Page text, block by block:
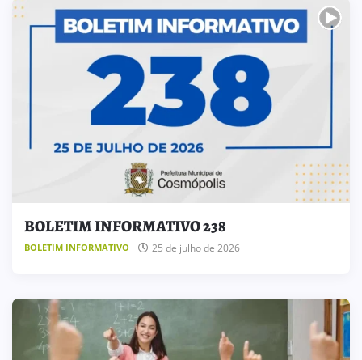
BOLETIM INFORMATIVO 238
BOLETIM INFORMATIVO 25 de julho de 2026